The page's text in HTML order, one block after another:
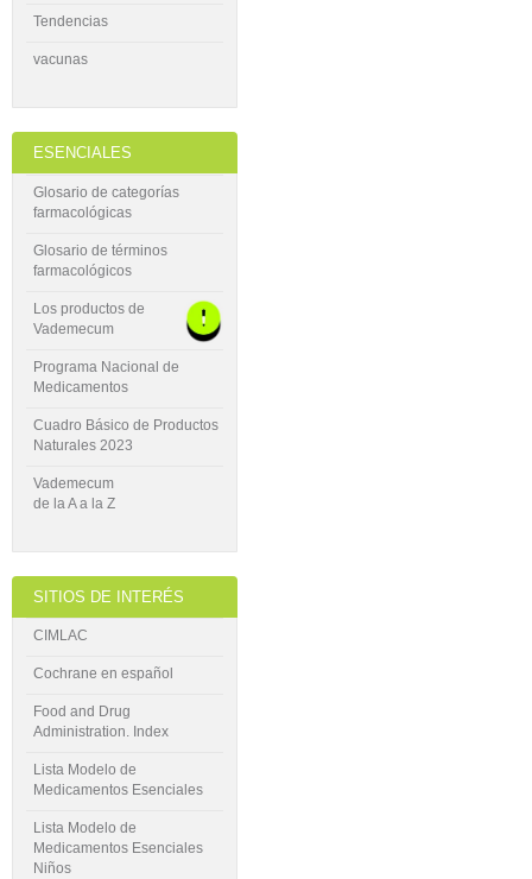
Tendencias
vacunas
ESENCIALES
Glosario de categorías
farmacológicas
Glosario de términos
farmacológicos
Los productos de
Vademecum
Programa Nacional de
Medicamentos
Cuadro Básico de Productos
Naturales 2023
Vademecum
de la A a la Z
SITIOS DE INTERÉS
CIMLAC
Cochrane en español
Food and Drug
Administration. Index
Lista Modelo de
Medicamentos Esenciales
Lista Modelo de
Medicamentos Esenciales
Niños